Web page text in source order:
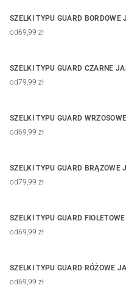
takżeszelki bezuciskowe.
FIT STUDIO . Przy wyborze
Profit ma ocenę 4,9 w
SZELKI TYPU GUARD BORDOWE
od69,99 zł
SZELKI TYPU GUARD CZARNE
od79,99 zł
SZELKI TYPU GUARD
od69,99 zł
SZELKI TYPU GUARD BRĄZOWE
od79,99 zł
SZELKI TYPU GUARD
od69,99 zł
SZELKI TYPU GUARD RÓŻOWE
od69,99 zł